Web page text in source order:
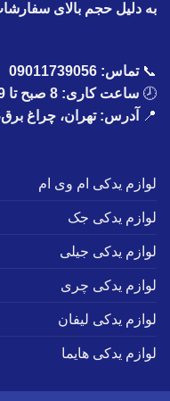
به دلیل حجم بالای
📞تماس: 09011739056
🕗 ساعت کاری: 8 صبح تا 9 شب
📍
آدرس: تهران، چراغ
لوازم یدکی ام وی ام
لوازم یدکی جک
لوازم یدکی جیلی
لوازم یدکی چری
لوازم یدکی لیفان
لوازم یدکی هایما